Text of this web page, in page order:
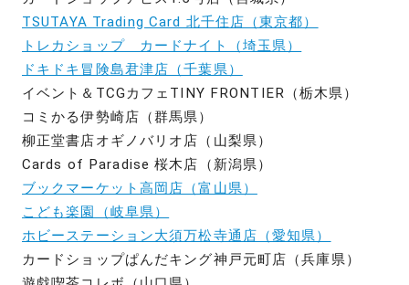
TSUTAYA Trading Card 北千住店（東京都）
トレカショップ カードナイト（埼玉県）
ドキドキ冒険島君津店（千葉県）
イベント＆TCGカフェTINY FRONTIER（栃木県）
コミかる伊勢崎店（群馬県）
柳正堂書店オギノバリオ店（山梨県）
Cards of Paradise 桜木店（新潟県）
ブックマーケット高岡店（富山県）
こども楽園（岐阜県）
ホビーステーション大須万松寺通店（愛知県）
カードショップぱんだキング神戸元町店（兵庫県）